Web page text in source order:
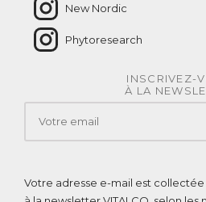
New Nordic
Phytoresearch
INSCRIVEZ-
À LA
Votre adresse e-mail est